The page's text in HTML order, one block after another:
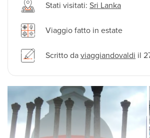
Stati visitati: Sri Lanka
Viaggio fatto in estate
Scritto da viaggiandovaldi il